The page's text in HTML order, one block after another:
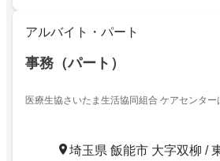
アルバイト・パート
事務（パート）
医療生協さいたま生活協同組合 ケアセンター
埼玉県 飯能市 大字双柳 /